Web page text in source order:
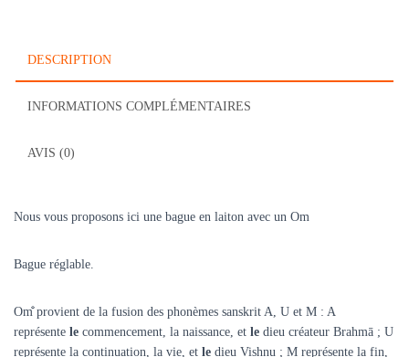
DESCRIPTION
INFORMATIONS COMPLÉMENTAIRES
AVIS (0)
Nous vous proposons ici une bague en laiton avec un Om
Bague réglable.
Om̐ provient de la fusion des phonèmes sanskrit A, U et M : A
représente le commencement, la naissance, et le dieu créateur Brahmā ; U
représente la continuation, la vie, et le dieu Vishnu ; M représente la fin,